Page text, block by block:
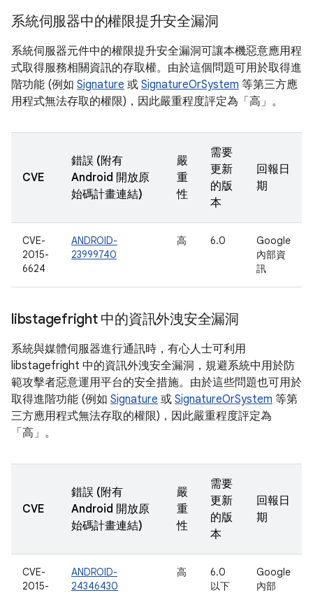
系統伺服器中的權限提升安全漏洞
系統伺服器元件中的權限提升安全漏洞可讓本機惡意應用程
式取得服務相關資訊的存取權。由於這個問題可用於取得進
階功能 (例如 Signature 或 SignatureOrSystem 等第三方應
用程式無法存取的權限)，因此嚴重程度評定為「高」。
CVE
錯誤 (附有
Android 開放原
始碼計畫連結)
嚴
重
性
需要
更新
的版
本
回報日
期
CVE-
2015-
6624
ANDROID-
23999740
高 6.0
Google
內部資
訊
libstagefright 中的資訊外洩安全漏洞
系統與媒體伺服器進行通訊時，有心人士可利用
libstagefright 中的資訊外洩安全漏洞，規避系統中用於防
範攻擊者惡意運用平台的安全措施。由於這些問題也可用於
取得進階功能 (例如 Signature 或 SignatureOrSystem 等第
三方應用程式無法存取的權限)，因此嚴重程度評定為
「高」。
CVE
錯誤 (附有
Android 開放原
始碼計畫連結)
嚴
重
性
需要
更新
的版
本
回報日
期
CVE-
2015-
ANDROID-
24346430
高
6.0
以下
Google
內部